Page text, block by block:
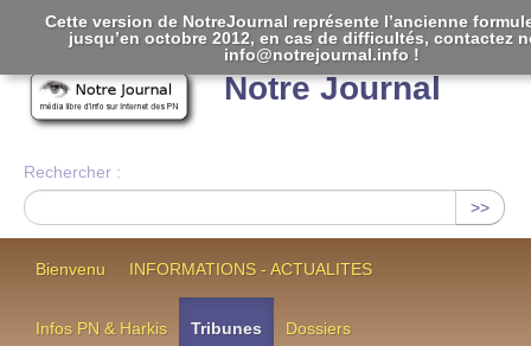
Notre Journal
Rechercher :
>>
Bienvenu INFORMATIONS - ACTUALITES
Infos PN & Harkis Tribunes Dossiers
Cette version de NotreJournal représente l’ancienne
jusqu’en octobre 2012, en cas de difficultés, contactez
info@notrejournal.info !